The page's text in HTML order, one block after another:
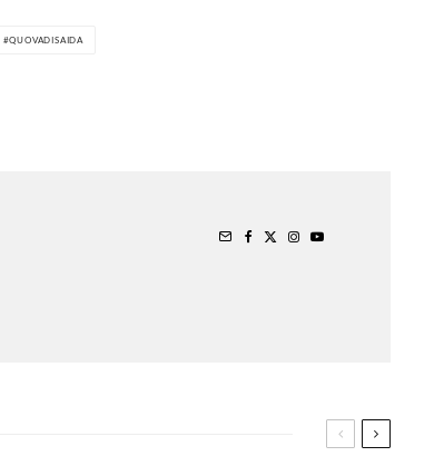
QUOVADISAIDA